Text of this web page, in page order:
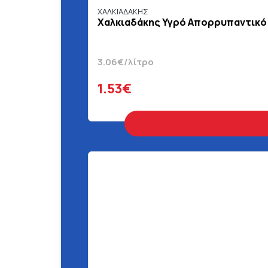
ΧΑΛΚΙΑΔΑΚΗΣ
Χαλκιαδάκης Υγρό
3.06€/λίτρο
1.53€